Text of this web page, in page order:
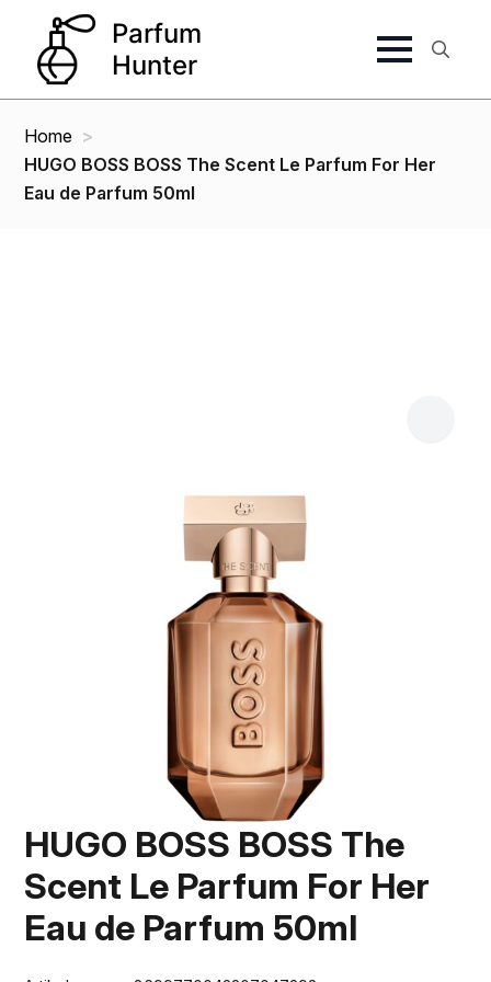
Home
HUGO BOSS BOSS The Scent Le Parfum For Her
Eau de Parfum 50ml
HUGO BOSS BOSS The
Scent Le Parfum For Her
Eau de Parfum 50ml